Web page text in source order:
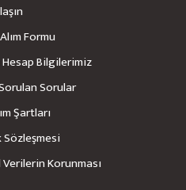
Formu
Bilgilerimiz
Sorular
Şartları
Korunması